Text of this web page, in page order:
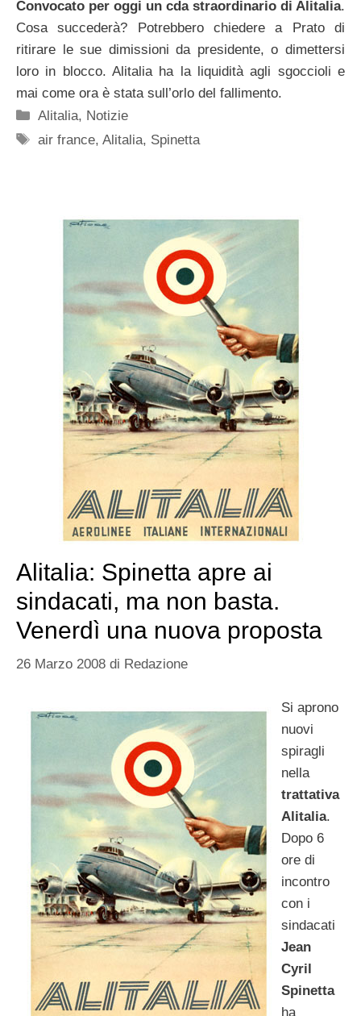
Convocato per oggi un cda straordinario di Alitalia.
Cosa succederà? Potrebbero chiedere a Prato di
ritirare le sue dimissioni da presidente, o dimettersi
loro in blocco. Alitalia ha la liquidità agli sgoccioli e
mai come ora è stata sull’orlo del fallimento.
Categorie
Alitalia, Notizie
Tag
air france,Alitalia, Spinetta
Alitalia: Spinetta apre ai
sindacati, ma non basta.
Venerdì una nuova proposta
26 Marzo 2008 di Redazione
Si aprono
nuovi
spiragli
nella
trattativa
Alitalia.
Dopo 6
ore di
incontro
con i
sindacati
Jean
Cyril
Spinetta
ha